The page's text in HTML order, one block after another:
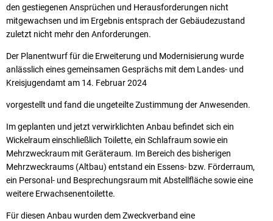
den gestiegenen Ansprüchen und Herausforderungen nicht
mitgewachsen und im Ergebnis entsprach der Gebäudezustand
zuletzt nicht mehr den Anforderungen.
Der Planentwurf für die Erweiterung und Modernisierung wurde
anlässlich eines gemeinsamen Gesprächs mit dem Landes- und
Kreisjugendamt am 14. Februar 2024
vorgestellt und fand die ungeteilte Zustimmung der Anwesenden.
Im geplanten und jetzt verwirklichten Anbau befindet sich ein
Wickelraum einschließlich Toilette, ein Schlafraum sowie ein
Mehrzweckraum mit Geräteraum. Im Bereich des bisherigen
Mehrzweckraums (Altbau) entstand ein Essens- bzw. Förderraum,
ein Personal- und Besprechungsraum mit Abstellfläche sowie eine
weitere Erwachsenentoilette.
Für diesen Anbau wurden dem Zweckverband eine